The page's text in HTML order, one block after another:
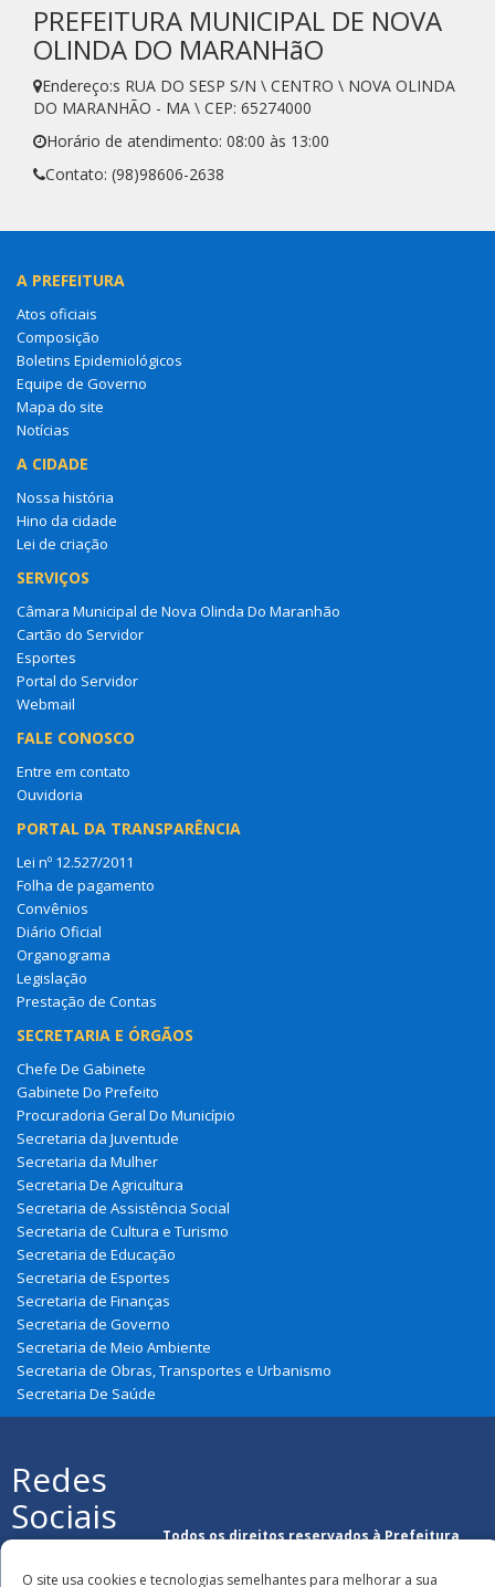
PREFEITURA MUNICIPAL DE NOVA
OLINDA DO MARANHãO
Endereço:s RUA DO SESP S/N \ CENTRO \ NOVA OLINDA
DO MARANHÃO - MA \ CEP: 65274000
Horário de atendimento: 08:00 às 13:00
Contato: (98)98606-2638
A PREFEITURA
Atos oficiais
Composição
Boletins Epidemiológicos
Equipe de Governo
Mapa do site
Notícias
A CIDADE
Nossa história
Hino da cidade
Lei de criação
SERVIÇOS
Câmara Municipal de Nova Olinda Do Maranhão
Cartão do Servidor
Esportes
Portal do Servidor
Webmail
FALE CONOSCO
Entre em contato
Ouvidoria
PORTAL DA TRANSPARÊNCIA
Lei nº 12.527/2011
Folha de pagamento
Convênios
Diário Oficial
Organograma
Legislação
Prestação de Contas
SECRETARIA E ÓRGÃOS
Chefe De Gabinete
Gabinete Do Prefeito
Procuradoria Geral Do Município
Secretaria da Juventude
Secretaria da Mulher
Secretaria De Agricultura
Secretaria de Assistência Social
Secretaria de Cultura e Turismo
Secretaria de Educação
Secretaria de Esportes
Secretaria de Finanças
Secretaria de Governo
Secretaria de Meio Ambiente
Secretaria de Obras, Transportes e Urbanismo
Secretaria De Saúde
Redes
Sociais
Todos os direitos reservados à Prefeitura
O site usa cookies e tecnologias semelhantes para melhorar a sua